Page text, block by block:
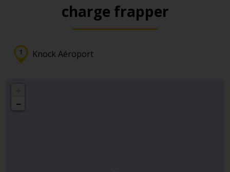
charge frapper
Knock Aéroport
−